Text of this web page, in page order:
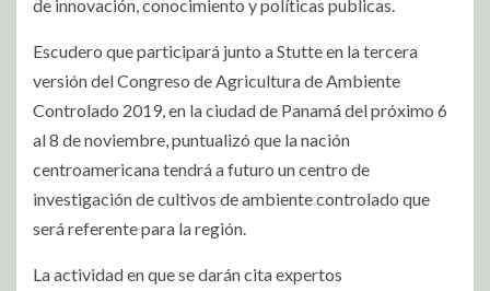
de innovación, conocimiento y políticas publicas.
Escudero que participará junto a Stutte en la tercera
versión del Congreso de Agricultura de Ambiente
Controlado 2019, en la ciudad de Panamá del próximo 6
al 8 de noviembre, puntualizó que la nación
centroamericana tendrá a futuro un centro de
investigación de cultivos de ambiente controlado que
será referente para la región.
La actividad en que se darán cita expertos